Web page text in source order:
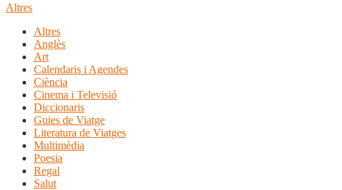
Altres
Altres
Anglès
Art
Calendaris i Agendes
Ciència
Cinema i Televisió
Diccionaris
Guies de Viatge
Literatura de Viatges
Multimèdia
Poesia
Regal
Salut